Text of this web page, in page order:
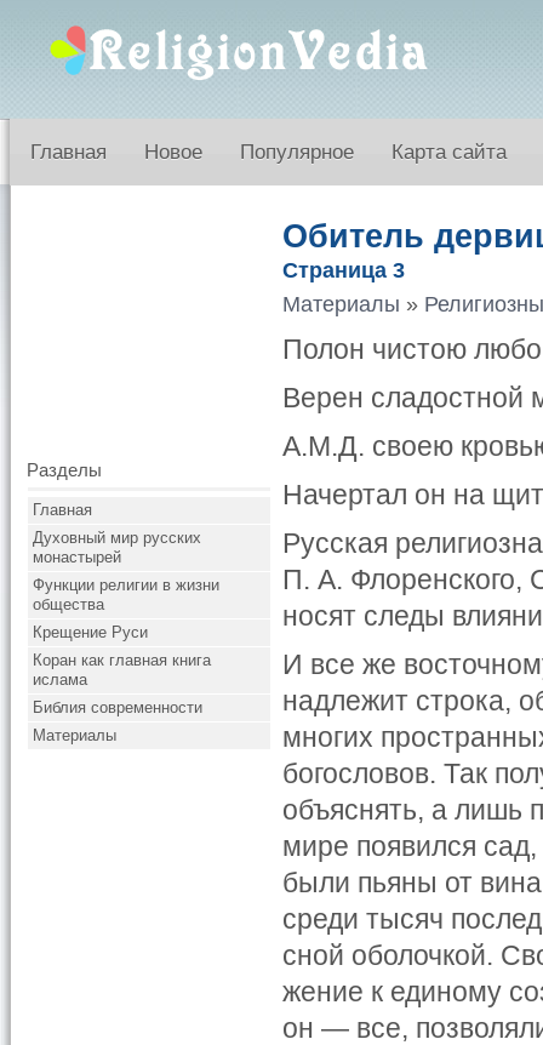
Главная Новое Популярное Карта сайта
Разделы
Главная
Духовный мир русских
монастырей
Функции религии в жизни
общества
Крещение Руси
Коран как главная книга
ислама
Библия современности
Материалы
Обитель
Страница 3
Материалы »
Полон чистою
Верен сладостной
А.М.Д. своею
Начертал он на
Русская
П. А. Флоренского,
носят следы
И все же
надлежит строка,
многих
богословов. Так
объяснять, а лишь
мире появился
были пьяны от
среди тысяч
сной оболочкой.
жение к единому
он — все,